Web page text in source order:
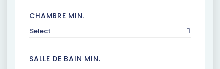
CHAMBRE MIN.
Select
SALLE DE BAIN MIN.